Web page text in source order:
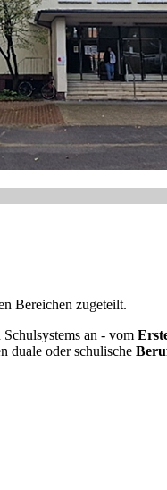
Bereichen zugeteilt.
Schulsystems an - vom
duale oder schulische